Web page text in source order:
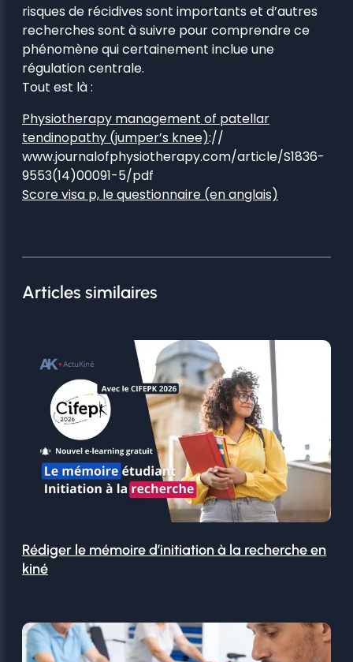
risques de récidives sont importants et d’autres
recherches sont à suivre pour comprendre ce
phénomène qui certainement inclue une
régulation centrale.
Tout est là :
Physiotherapy management of patellar
tendinopathy (jumper’s knee)://
www.journalofphysiotherapy.com/article/S1836-
9553(14)00091-5/pdf
Score visa p, le questionnaire (en anglais)
Articles similaires
Rédiger le mémoire d’initiation à la recherche en
kiné